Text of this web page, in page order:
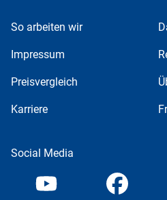
So arbeiten wir
Impressum
Preisvergleich
Karriere
Social Media